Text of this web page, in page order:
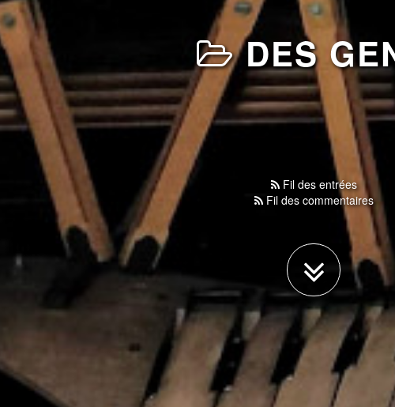
DES
Fil des entrées
Fil des commentaires